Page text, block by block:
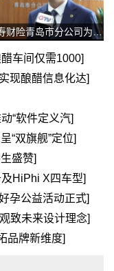
中国人寿财险青岛市分公司为岛城经济 发展贡献保险力
车间仅需1000]
现酿醋信息化达]
“软件定义汽]
“双旗舰”定位]
盛赞]
HiPhi X四车型]
孕公益活动正式]
致未来设计理念]
品牌新维度]